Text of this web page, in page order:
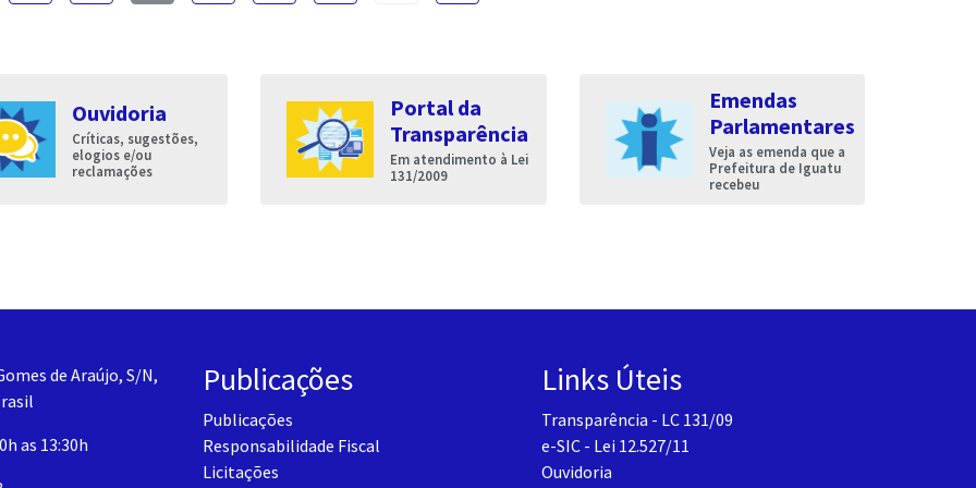
Ouvidoria
Críticas, sugestões,
elogios e/ou
reclamações
Portal da
Transparência
Em atendimento à Lei
131/2009
Emendas
Parlamentares
Veja as emenda que a
Prefeitura de Iguatu
recebeu
de Araújo, S/N,
as 13:30h
Publicações
Publicações
Responsabilidade Fiscal
Licitações
Links Úteis
Transparência - LC 131/09
e-SIC - Lei 12.527/11
Ouvidoria